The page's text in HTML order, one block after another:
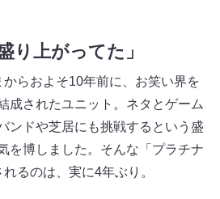
り上がってた」
からおよそ10年前に、お笑い界を
成されたユニット。ネタとゲーム
ンドや芝居にも挑戦するという盛
を博しました。そんな「プラチナ
るのは、実に4年ぶり。